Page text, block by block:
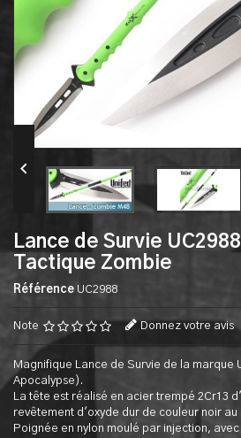

Lance de Survie
Tactique Zombie
Référence UC2988
Note Donnez votre avis
Magnifique Lance de Survie de la marque
Apocalypse).
La tête est réalisé en acier trempé 2Cr13
revêtement d'oxyde dur de couleur noir au
Poignée en nylon moulé par injection,